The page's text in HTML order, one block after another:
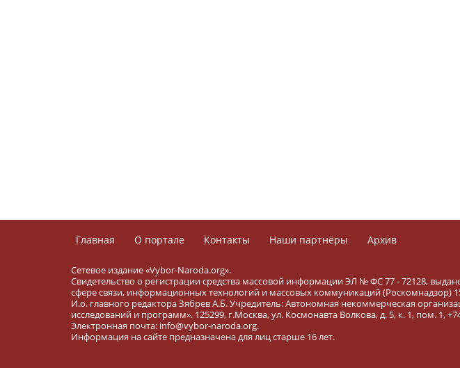
Главная О портале Контакты Наши партнёры Архив
Сетевое издание «Vybor-Naroda.org».
Свидетельство о регистрации средства массовой информации ЭЛ № ФС 77 - 72128,
сфере связи, информационных технологий и массовых коммуникаций (Роскомнадзор)
И.о. главного редактора Зябрев А.Б. Учредитель: Автономная некоммерческая
исследований и программ». 125299, г.Москва, ул. Космонавта Волкова, д. 5, к. 1, пом. 1,
Электронная почта: info@vybor-naroda.org.
Информация на сайте предназначена для лиц старше 16 лет.